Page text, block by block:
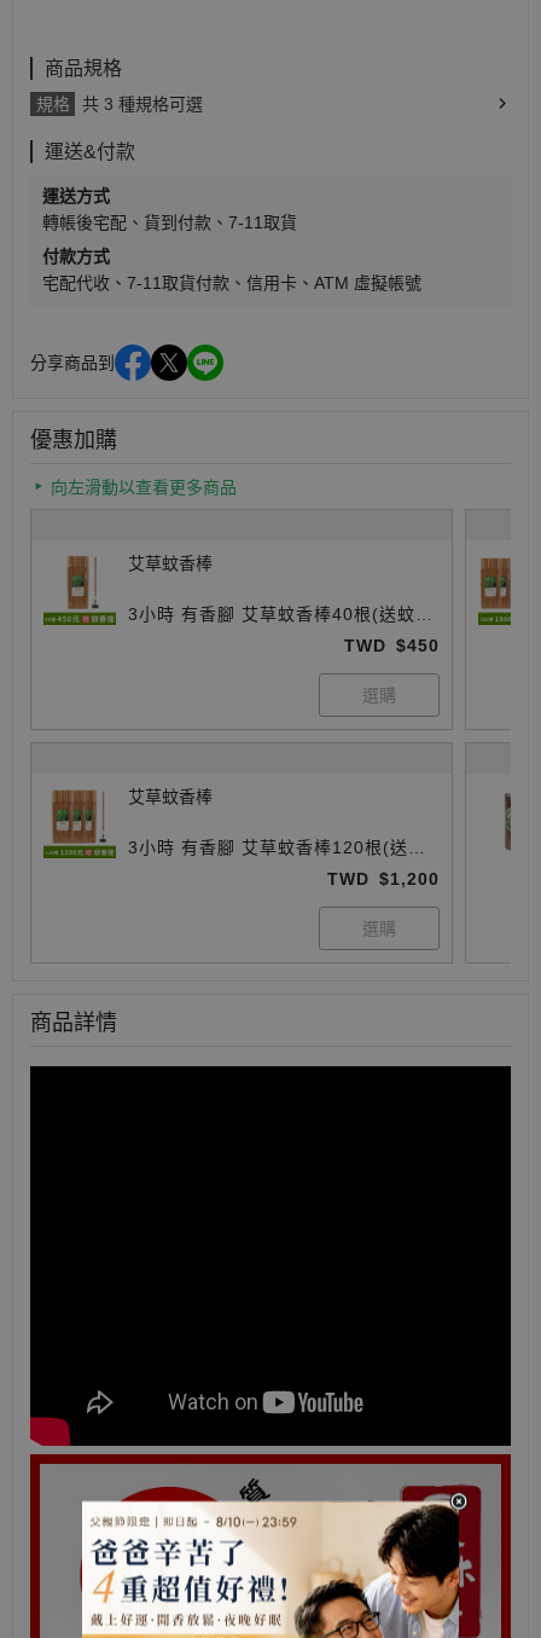
商品規格
規格 共 3 種規格可選
運送&付款
運送方式
轉帳後宅配
貨到付款
7-11取貨
付款方式
宅配代收
7-11取貨付款 信用卡 ATM 虛擬帳號
分享商品到
優惠加購
向左滑動以查看更多商品
艾草蚊香棒
3小時 有香腳 艾草蚊香棒40根(送蚊香
TWD $450
艾草蚊香棒
3小時 有香腳 艾草蚊香棒120根(送蚊
TWD $1,200
商品詳情